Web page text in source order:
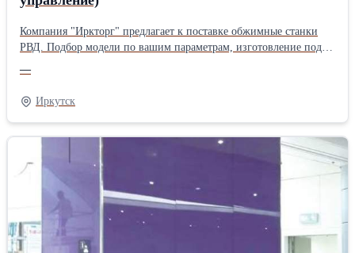
Компания "Иркторг" предлагает к поставке обжимные станки
РВД. Подбор модели по вашим параметрам, изготовление под
управление) Рабочий диапазон: 1/4"-2" 4SP Напряжение и
мотор: 380V/3kW макс. размер рукава (дюймы) /4"-2" 4SP
Режущий диск: диаметр 350 мм Вес: 64 кг Габариты:
580*570*1120(мм) Максимальный диаметр: 82 mm Скорость:
2900 оборотов в мин Вес 95кг Габариты длина-ширина-высота
—
Иркутск